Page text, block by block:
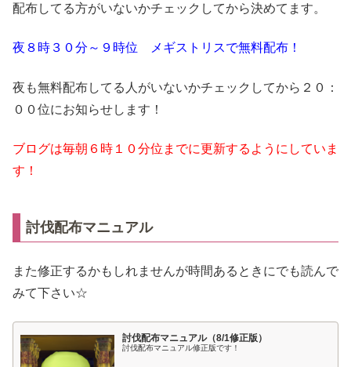
配布してる方がいないかチェックしてから決めてます。
夜８時３０分～９時位 メギストリスで無料配布！
夜も無料配布してる人がいないかチェックしてから２０：
００位にお知らせします！
ブログは毎朝６時１０分位までに更新するようにしていま
す！
討伐配布マニュアル
また修正するかもしれませんが時間あるときにでも読んで
みて下さい☆
討伐配布マニュアル（8/1修正版）
討伐配布マニュアル修正版です！